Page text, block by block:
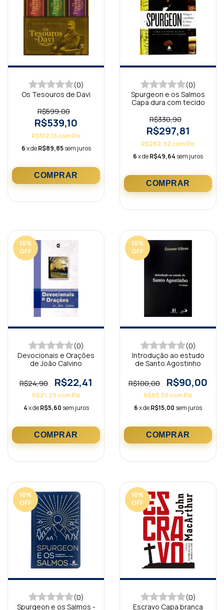
(0)
Os Tesouros de Davi
R$599,00
R$539,10
R$512,15com Pix
6x deR$89,85 sem juros
(0)
Spurgeon e os Salmos
Capa dura com tecido
R$330,90
R$297,81
R$282,92 comPix
6x deR$49,64 sem juros
10%
OFF
(0)
Devocionais e Orações
de João Calvino
R$24,90 R$22,41
R$21,29 com Pix
4x deR$5,60 sem juros
10%
OFF
(0)
Introdução ao estudo
de Santo Agostinho
R$100,00 R$90,00
R$85,50 comPix
6x deR$15,00 sem juros
10%
OFF
(0)
Spurgeon e os Salmos -
10%
OFF
(0)
Escravo Capa branca